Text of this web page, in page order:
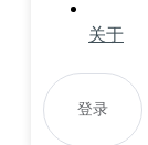
关于
登录